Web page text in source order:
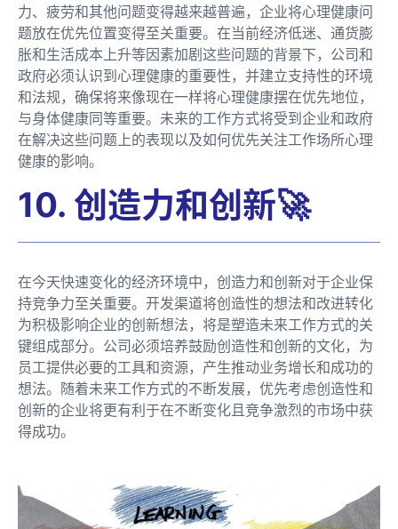
力、疲劳和其他问题变得越来越普遍，企业将心理健康问
题放在优先位置变得至关重要。在当前经济低迷、通货膨
胀和生活成本上升等因素加剧这些问题的背景下，公司和
政府必须认识到心理健康的重要性，并建立支持性的环境
和法规，确保将来像现在一样将心理健康摆在优先地位，
与身体健康同等重要。未来的工作方式将受到企业和政府
在解决这些问题上的表现以及如何优先关注工作场所心理
健康的影响。
10. 创造力和创新🚀
在今天快速变化的经济环境中，创造力和创新对于企业保
持竞争力至关重要。开发渠道将创造性的想法和改进转化
为积极影响企业的创新想法，将是塑造未来工作方式的关
键组成部分。公司必须培养鼓励创造性和创新的文化，为
员工提供必要的工具和资源，产生推动业务增长和成功的
想法。随着未来工作方式的不断发展，优先考虑创造性和
创新的企业将更有利于在不断变化且竞争激烈的市场中获
得成功。